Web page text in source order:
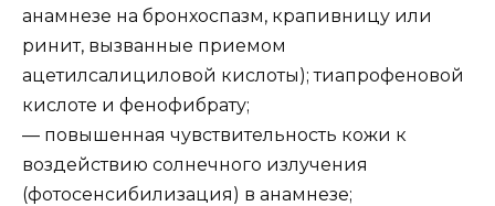
анамнезе на бронхоспазм, крапивницу или
ринит, вызванные приемом
ацетилсалициловой кислоты); тиапрофеновой
кислоте и фенофибрату;
— повышенная чувствительность кожи к
воздействию солнечного излучения
(фотосенсибилизация) в анамнезе;